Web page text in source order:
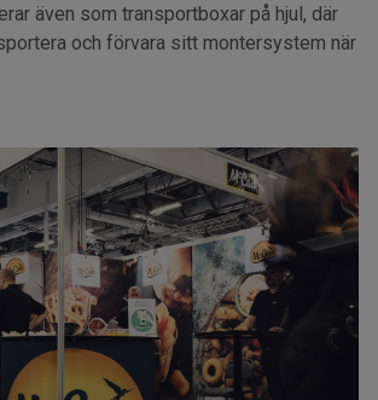
även som transportboxar på hjul, där
och förvara sitt montersystem när